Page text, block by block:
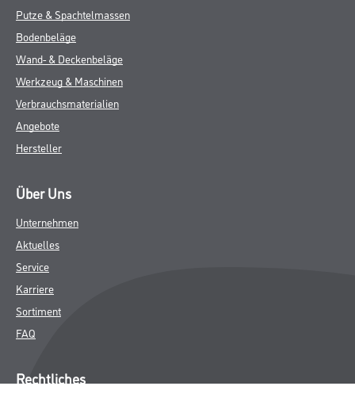
Putze & Spachtelmassen
Bodenbeläge
Wand- & Deckenbeläge
Werkzeug & Maschinen
Verbrauchsmaterialien
Angebote
Hersteller
Über Uns
Unternehmen
Aktuelles
Service
Karriere
Sortiment
FAQ
Rechtliches